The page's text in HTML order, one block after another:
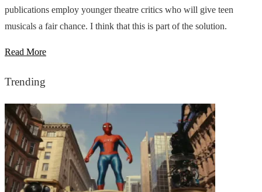
publications employ younger theatre critics who will give teen
musicals a fair chance. I think that this is part of the solution.
Read More
Trending